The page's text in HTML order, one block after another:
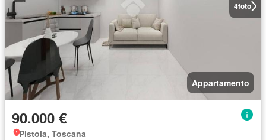
4foto
Appartamento
90.000 €
Pistoia, Toscana